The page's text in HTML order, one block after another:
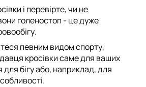
і перевірте, чи не
голеностоп - це дуже
певним видом спорту,
кросівки саме для ваших
для бігу або, наприклад, для